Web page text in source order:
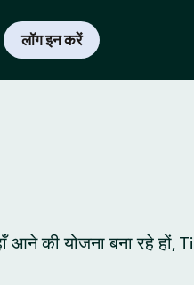
लॉग इन करें
आने की योजना बना रहे